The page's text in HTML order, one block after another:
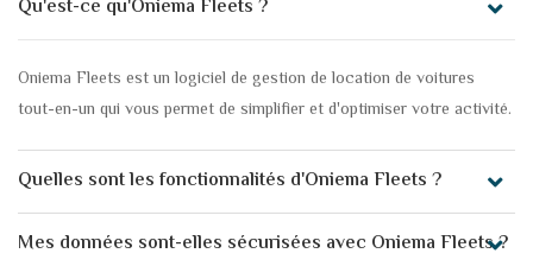
Qu'est-ce qu'Oniema Fleets ?
Oniema Fleets est un logiciel de gestion de location de voitures
tout-en-un qui vous permet de simplifier et d'optimiser votre activité.
Quelles sont les fonctionnalités d'Oniema Fleets ?
Mes données sont-elles sécurisées avec Oniema Fleets ?